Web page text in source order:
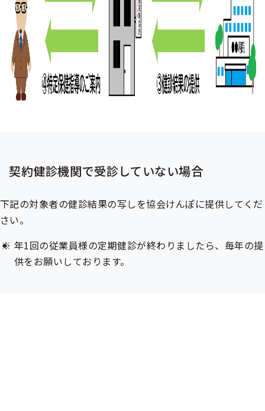
契約健診機関で受診していない場合
下記の対象者の健診結果の写しを協会けんぽに提供してくだ
さい。
年1回の従業員様の定期健診が終わりましたら、毎年の提
供をお願いしております。